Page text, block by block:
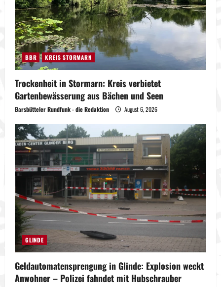
BBR KREIS STORMARN
Trockenheit in Stormarn: Kreis verbietet
Gartenbewässerung aus Bächen und Seen
Barsbütteler Rundfunk - die Redaktion August 6, 2026
GLINDE
Geldautomatensprengung in Glinde: Explosion weckt
Anwohner – Polizei fahndet mit Hubschrauber